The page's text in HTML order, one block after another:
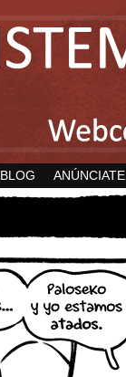
BLOG ANÚNCIATE